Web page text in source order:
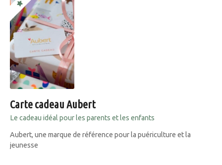
Carte cadeau Aubert
Le cadeau idéal pour les parents et les enfants
Aubert, une marque de référence pour la puériculture et la
jeunesse